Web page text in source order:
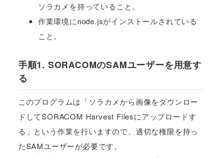
ソラカメを持っていること。
作業環境にnode.jsがインストールされている
こと。
手順1. SORACOMのSAMユーザーを用意す
る
このプログラムは「ソラカメから画像をダウンロー
ドしてSORACOM Harvest Filesにアップロードす
る」という作業を行いますので、適切な権限を持っ
たSAMユーザーが必要です。